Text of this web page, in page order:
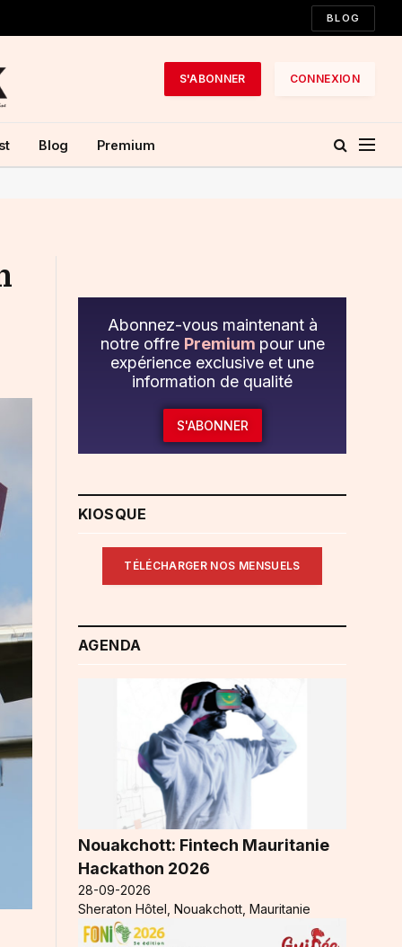
BLOG
S'ABONNER CONNEXION
Blog Premium
Abonnez-vous maintenant à
notre offre Premium pour une
expérience exclusive et une
information de qualité
S'ABONNER
KIOSQUE
TÉLÉCHARGER NOS MENSUELS
AGENDA
Nouakchott: Fintech Mauritanie
Hackathon 2026
28-09-2026
Sheraton Hôtel, Nouakchott, Mauritanie